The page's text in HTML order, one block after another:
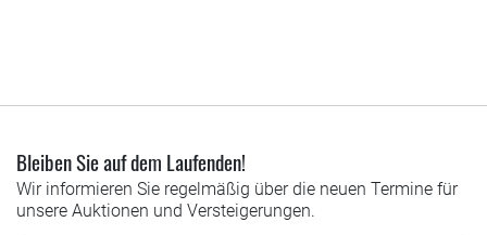
Bleiben Sie auf dem Laufenden!
Wir informieren Sie regelmäßig über die neuen Termine für
unsere Auktionen und Versteigerungen.